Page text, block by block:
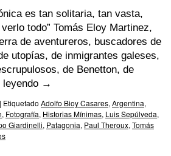
es tan solitaria, tan vasta,
todo” Tomás Eloy Martinez,
de aventureros, buscadores de
utopías, de inmigrantes galeses,
de Benetton, de
leyendo →
| Etiquetado Adolfo Bioy Casares, Argentina,
, Fotografía, Historias Mínimas, Luis Sepúlveda,
Giardinelli, Patagonia, Paul Theroux, Tomás